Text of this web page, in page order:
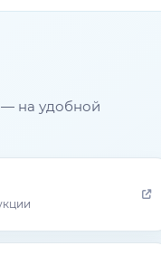
— на удобной